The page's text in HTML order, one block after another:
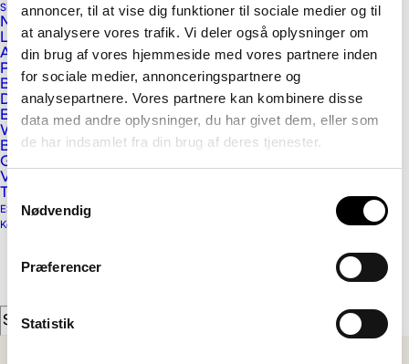
annoncer, til at vise dig funktioner til sociale medier og til
at analysere vores trafik. Vi deler også oplysninger om
din brug af vores hjemmeside med vores partnere inden
for sociale medier, annonceringspartnere og
analysepartnere. Vores partnere kan kombinere disse
data med andre oplysninger, du har givet dem, eller som
de har indsamlet fra din brug af deres tjenester.
Samtykkevalg
Nødvendig
Præferencer
Statistik
Skilt og Reklame
Massive plastplader
Letvægtsplader
Alu- og alusandwichplader
Pap- og papirplader
BaltLED skiltebelysning
Digitale printmedier
E-cut, glasdekoration og lyskasse folier
Wrap- og indpakningsfolier
Beskyttelseslaminat og dobbeltklæber
Gulvfolier
Vægfolier, tapet og displaymedier
Tilbehør
ESG og Compliance
Kontakt
Vink Plast ApS
DK-8960 Randers SØ